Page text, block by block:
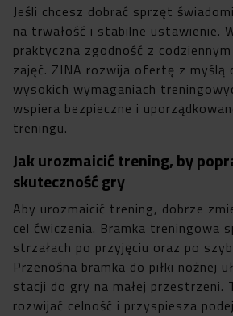
Jeśli chcesz dobrać sprzęt
na trwałość i stabilne ustawienie.
praktyczna zgodność z
zajęć. ZINA rozwija ofertę z myślą
wysokich wymaganiach
wspiera bezpieczne i
treningu.
Jak urozmaicić trening, by
skuteczność gry
Aby urozmaicić trening, dobrze
cel ćwiczenia. Bramka treningowa
strzałach po przyjęciu oraz po
Przenośna bramka do piłki nożnej
stacji do gry na małej przestrzeni.
rozwijać celność i przyspiesza